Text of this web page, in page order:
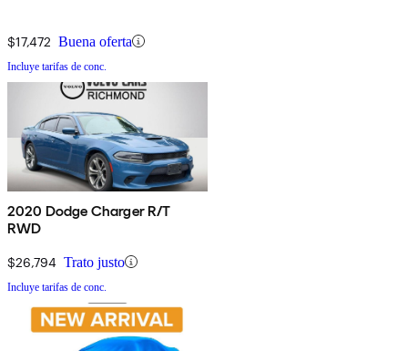
$17,472 Buena oferta
Incluye tarifas de conc.
2020 Dodge Charger R/T
RWD
$26,794 Trato justo
Incluye tarifas de conc.